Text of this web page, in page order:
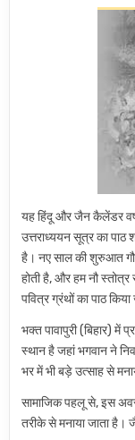
यह हिंदू और जैन कैलेंडर
उत्तराध्ययन सूत्र का पाठ
है। नए साल की शुरुआत
होती है, और हम नौ
पवित्र ग्रंथों का पाठ किया
भक्त पावापुरी (बिहार) में
स्थान है जहां भगवान ने
भर में भी बड़े उत्साह से
सामाजिक पहलू से, इस
तरीके से मनाया जाता है।